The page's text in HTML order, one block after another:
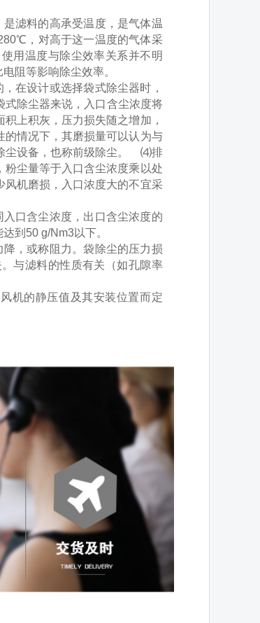
滤料的高承受温度，是气体温
，对高于这一温度的气体采
用温度与除尘效率关系并不明
阻等影响除尘效率。
在设计或选择袋式除尘器时，
除尘器来说，入口含尘浓度将
上积灰，压力损失随之增加，
情况下，其磨损量可以认为与
尘设备，也称前级除尘。 ⑷排
尘量等于入口含尘浓度乘以处
机磨损，入口浓度大的不宜采
口含尘浓度，出口含尘浓度的
到50 g/Nm3以下。
，或称阻力。袋除尘的压力损
滤料的性质有关（如孔隙率
机的静压值及其安装位置而定